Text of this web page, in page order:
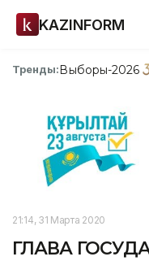
KAZINFORM
Тренды:Выборы-2026
21:14, 31 Марта 2020
ГЛАВА